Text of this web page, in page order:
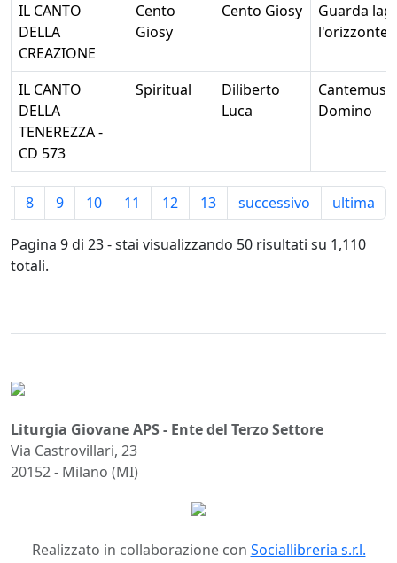
IL CANTO
DELLA
CREAZIONE
Cento
Giosy
Cento Giosy
Guarda
l'orizzonte
IL CANTO
DELLA
TENEREZZA -
CD 573
Spiritual
Diliberto
Luca
Cantemus
Domino
8 9 10 11 12 13 successivo ultima
Pagina 9 di 23 - stai visualizzando 50 risultati su 1,110
totali.
Liturgia Giovane APS - Ente del Terzo Settore
Via Castrovillari, 23
20152 - Milano (MI)
Realizzato in collaborazione con Sociallibreria s.r.l.